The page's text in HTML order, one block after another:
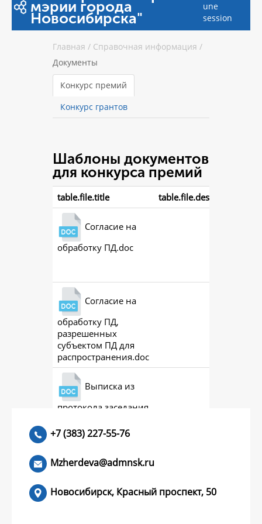
мэрии города
Новосибирска"
une
session
Главная / Справочная информация /
Документы
Конкурс премий
Конкурс грантов
Шаблоны документов
для конкурса премий
table.file.title table.file.description
Согласие на
обработку ПД.doc
Согласие на
обработку ПД,
разрешенных
субъектом ПД для
распространения.doc
Выписка из
протокола заседания
+7 (383) 227-55-76
Mzherdeva@admnsk.ru
Новосибирск, Красный проспект, 50